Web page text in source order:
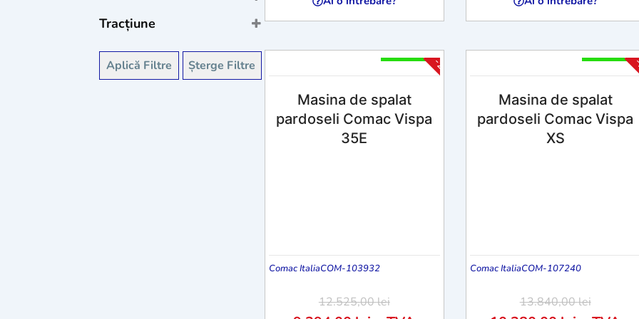
Tracțiune
Aplică Filtre Șterge Filtre
2 - 4 Săpt
-25%
Masina de spalat
pardoseli Comac Vispa
35E
Comac ItaliaCOM-103932
12.525,00lei
2 - 4 Săpt
-
Masina de spalat
pardoseli Comac Vispa
XS
Comac ItaliaCOM-107240
13.840,00lei